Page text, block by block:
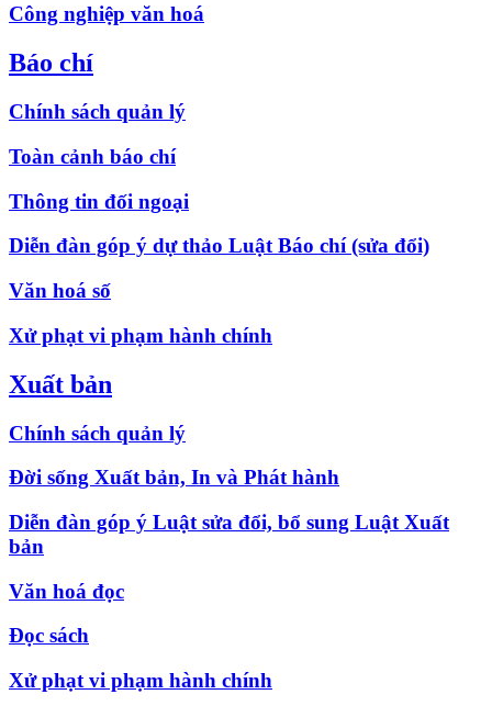
Công nghiệp văn hoá
Báo chí
Chính sách quản lý
Toàn cảnh báo chí
Thông tin đối ngoại
Diễn đàn góp ý dự thảo Luật Báo chí (sửa đổi)
Văn hoá số
Xử phạt vi phạm hành chính
Xuất bản
Chính sách quản lý
Đời sống Xuất bản, In và Phát hành
Diễn đàn góp ý Luật sửa đổi, bổ sung Luật Xuất
bản
Văn hoá đọc
Đọc sách
Xử phạt vi phạm hành chính